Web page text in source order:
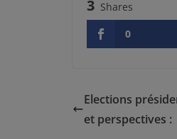
3 Shares
0
Elections
et perspectives :